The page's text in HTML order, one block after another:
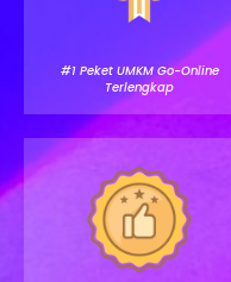
#1 Peket UMKM Go-Online
Terlengkap